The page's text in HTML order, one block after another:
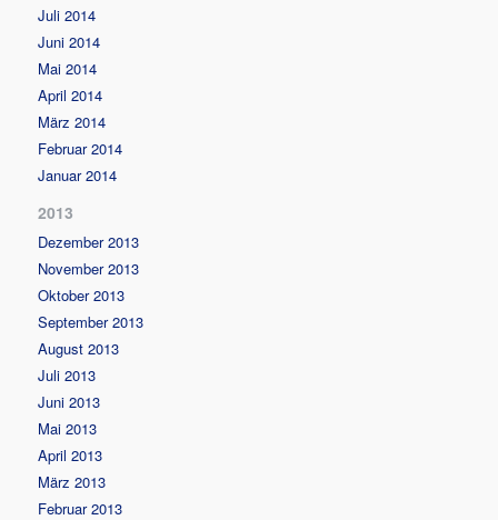
Juli 2014
Juni 2014
Mai 2014
April 2014
März 2014
Februar 2014
Januar 2014
2013
Dezember 2013
November 2013
Oktober 2013
September 2013
August 2013
Juli 2013
Juni 2013
Mai 2013
April 2013
März 2013
Februar 2013